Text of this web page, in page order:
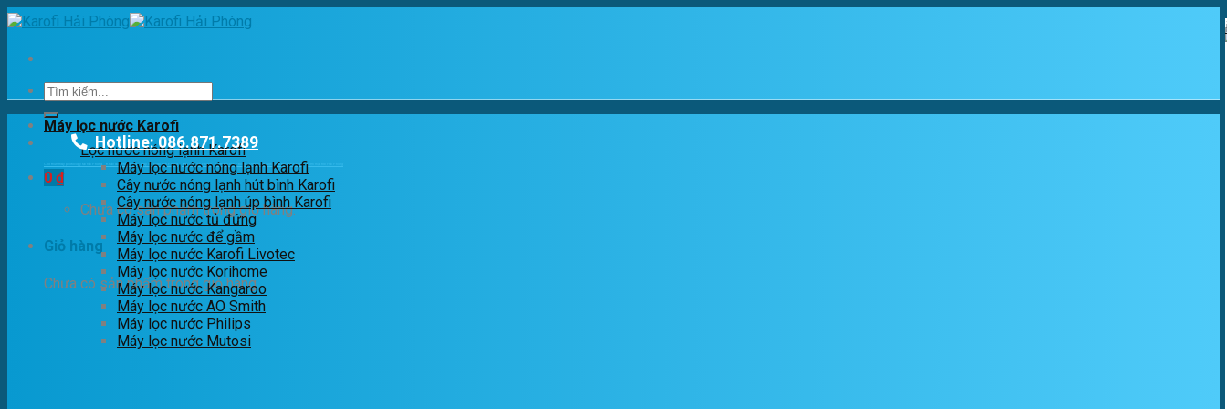
Skip
to
Tìm
kiếm:
Hotline: 086.871.7389
Cho thuê máy photocopy tại hải Phòng Khắc dấu Hải phòng Máy lọc nước Hải Phòng Yến Sào Hải Phòng Cầm Đồ Hải Phòng Điện năng lượng mặt trời Hải Phòng Điện mặt trời Hải Phòng
0 ₫
Chưa có sản phẩm trong giỏ hàng.
Giỏ hàng
Chưa có sản phẩm trong giỏ hàng.
Máy lọc nước Karofi
Lọc nước nóng lạnh Karofi
Máy lọc nước nóng lạnh Karofi
Cây nước nóng lạnh hút bình Karofi
Cây nước nóng lạnh úp bình Karofi
Máy lọc nước tủ đứng
Máy lọc nước để gầm
Máy lọc nước Karofi Livotec
Máy lọc nước Korihome
Máy lọc nước Kangaroo
Máy lọc nước AO Smith
Máy lọc nước Philips
Máy lọc nước Mutosi